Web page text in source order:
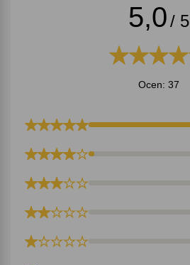
5,0/ 5
Ocen: 37